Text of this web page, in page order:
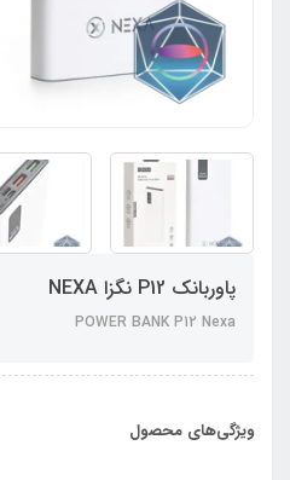
پاوربانک P12 نگزا NEXA
POWER BANK P12 Nexa
ویژگی‌های محصول